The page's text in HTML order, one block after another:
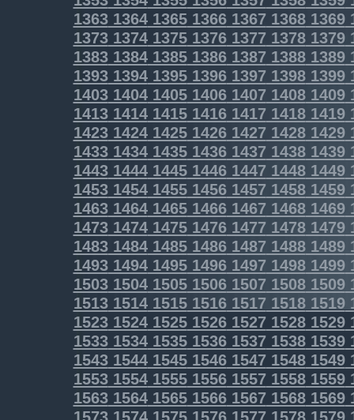
1363136413651366136713681369
1373137413751376137713781379
1383138413851386138713881389
1393139413951396139713981399
14031404140514061407 14081409
14131414141514161417 14181419
1423142414251426142714281429
14331434143514361437 14381439
14431444144514461447 14481449
14531454145514561457 14581459
14631464146514661467 14681469
14731474147514761477 14781479
14831484148514861487 14881489
14931494149514961497 14981499
15031504150515061507 15081509
15131514151515161517 15181519
1523152415251526152715281529
1533153415351536153715381539
1543154415451546154715481549
1553155415551556155715581559
1563156415651566156715681569